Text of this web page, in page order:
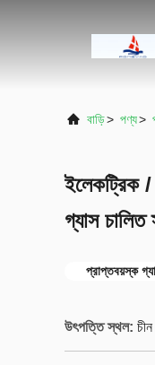
বাড়ি> পণ্য>
ইলেকট্রিক
গ্যাস চালিত
প্রাপ্তবয়স্ক
উৎপত্তি স্থল: চীন